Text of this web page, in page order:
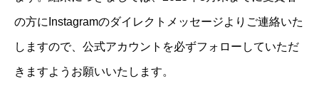
の方にInstagramのダイレクトメッセージよりご連絡いた
しますので、公式アカウントを必ずフォローしていただ
きますようお願いいたします。